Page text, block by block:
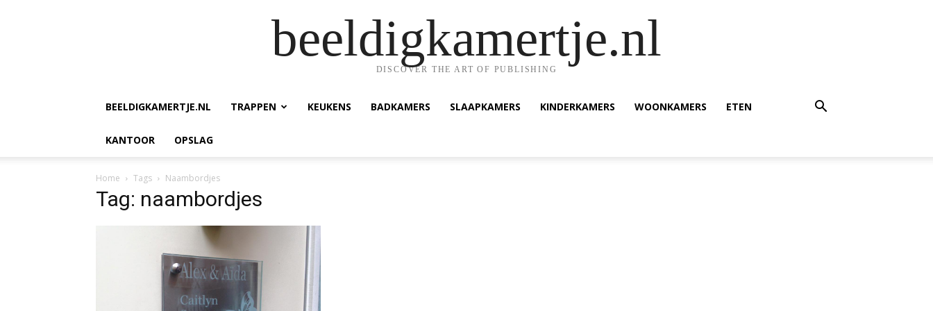
beeldigkamertje.nl
DISCOVER THE ART OF PUBLISHING
BEELDIGKAMERTJE.NL TRAPPEN KEUKENS BADKAMERS SLAAPKAMERS KINDERKAMERS WOONKAMERS ETEN
KANTOOR OPSLAG
Home Tags Naambordjes
Tag: naambordjes